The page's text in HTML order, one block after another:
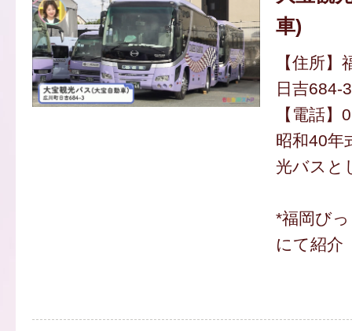
車)
【住所
日吉684-3
【電話
昭和40年
光バスと
*福岡び
にて紹介